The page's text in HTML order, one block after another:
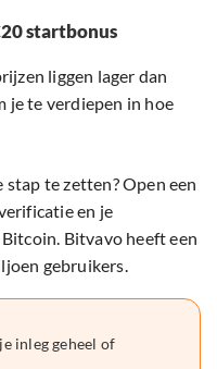
startbonus
liggen lager dan
je te verdiepen in hoe
te zetten? Open een
en je
Bitvavo heeft een
gebruikers.
inleg geheel of